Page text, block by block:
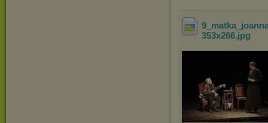
353x266.jpg